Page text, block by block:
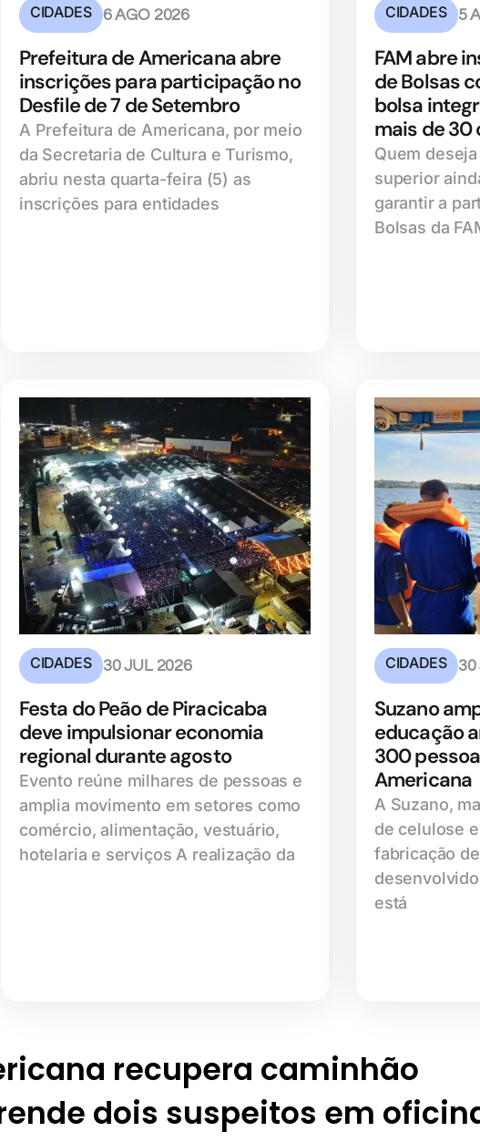
CIDADES 6 AGO 2026
Prefeitura de Americana abre
inscrições para participação no
Desfile de 7 de Setembro
A Prefeitura de Americana, por meio
da Secretaria de Cultura e Turismo,
abriu nesta quarta-feira (5) as
inscrições para entidades
CIDADES 5
FAM abre
de Bolsas
bolsa
mais de 30
Quem
superior
garantir a
Bolsas da
CIDADES 30 JUL 2026
Festa do Peão de Piracicaba
deve impulsionar economia
regional durante agosto
Evento reúne milhares de pessoas e
amplia movimento em setores como
comércio, alimentação, vestuário,
hotelaria e serviços A realização da
CIDADES 30
Suzano
educação
300
Americana
A Suzano,
de celulose
fabricação
está
recupera caminhão
dois suspeitos em